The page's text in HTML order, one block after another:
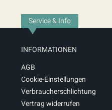
Service & Info
INFORMATIONEN
AGB
Cookie-Einstellungen
Verbraucherschlichtung
Vertrag widerrufen